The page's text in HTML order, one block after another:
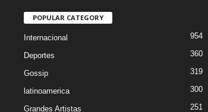
POPULAR CATEGORY
Internacional 954
Deportes 360
Gossip 319
latinoamerica 300
Grandes Artistas 251